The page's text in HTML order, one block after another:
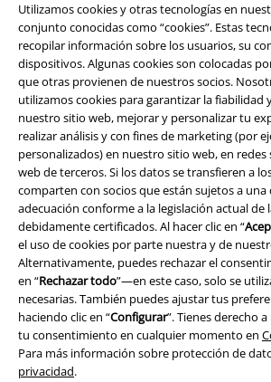
Utilizamos cookies y otras tecnologías en
conjunto conocidas como “cookies”. Estas
recopilar información sobre los usuarios, su
dispositivos. Algunas cookies son colocadas
que otras provienen de nuestros socios.
utilizamos cookies para garantizar la fiabilidad
nuestro sitio web, mejorar y personalizar tu
realizar análisis y con fines de marketing (por
personalizados) en nuestro sitio web, en redes
web de terceros. Si los datos se transfieren a
comparten con socios que están sujetos a una
adecuación conforme a la legislación actual de
debidamente certificados. Al hacer clic en “
el uso de cookies por parte nuestra y de
Alternativamente, puedes rechazar el
en “Rechazar todo”—en este caso, solo se
necesarias. También puedes ajustar tus
haciendo clic en “Configurar”. Tienes derecho
tu consentimiento en cualquier momento en
Para más información sobre protección de
privacidad.
Legal
Términos y Condiciones
Aviso Legal
Ley protección de datos
Eliminación de residuos y protección del
Declaración de Conformidad